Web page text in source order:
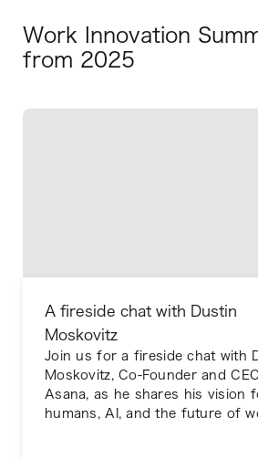
Work Innovation
from 2025
A fireside chat with Dustin
Moskovitz
Join us for a fireside chat with
Moskovitz, Co-Founder and
Asana, as he shares his vision
humans, AI, and the future of